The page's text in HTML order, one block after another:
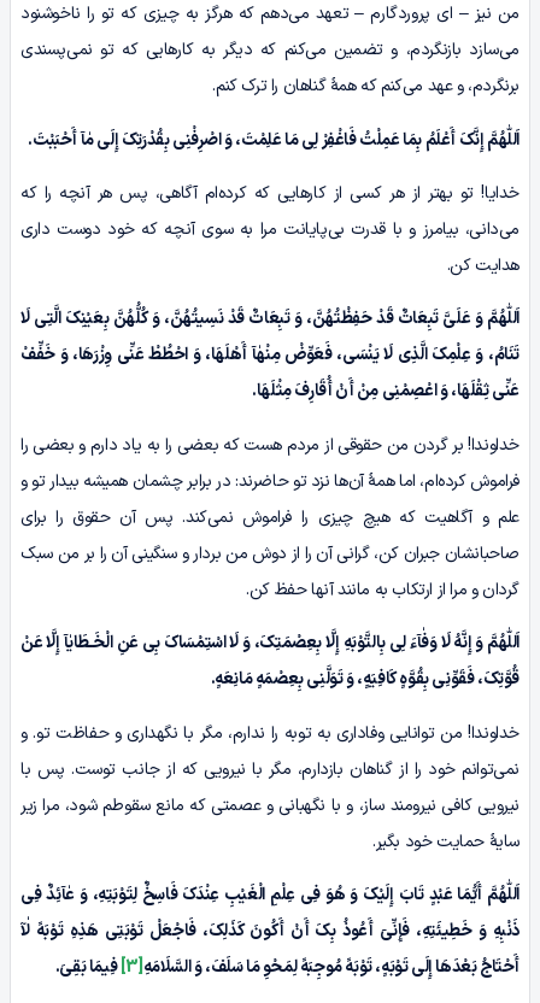
من نیز – ای پروردگارم – تعهد می‌دهم که هرگز به چیزی که تو را ناخوشنود
می‌سازد بازنگردم، و تضمین می‌کنم که دیگر به کارهایی که تو نمی‌پسندی
برنگردم، و عهد می‌کنم که همۀ گناهان را ترک کنم.
اَللّٰهُمَّإِنَّکَ أَعْلَمُ بِمَا عَمِلْتُ فَاغْفِرْ لِی مَا عَلِمْتَ، وَ اصْرِفْنِی بِقُدْرَتِکَ إِلَىمٰآأَحْبَبْتَ.
خدایا! تو بهتر از هر کسی از کارهایی که کرده‌ام آگاهی، پس هر آنچه را که
می‌دانی، بیامرز و با قدرت بی‌پایانت مرا به سوی آنچه که خود دوست داری
هدایت کن.
اَللّٰهُمَّوَ عَلَیَّ تَبِعَاتٌ قَدْ حَفِظْتُهُنَّ، وَ تَبِعَاتٌ قَدْ نَسِیتُهُنَّ، وَ کُلُّهُنَّ بِعَیْنِکَ الَّتِی لَا
تَنَامُ، وَ عِلْمِکَ الَّذِی لَا یَنْسَى، فَعَوِّضْمِنْهٰآأَهْلَهَا، وَ احْطُطْ عَنِّی وِزْرَهَا، وَ خَفِّفْ
عَنِّی ثِقْلَهَا، وَ اعْصِمْنِی مِنْ أَنْ أُقَارِفَ مِثْلَهَا.
خداوندا! بر گردن من حقوقی از مردم هست که بعضی‌ را به یاد دارم و بعضی‌ را
فراموش کرده‌ام، اما همۀ آن‌ها نزد تو حاضرند: در برابر چشمان همیشه بیدار تو و
علم و آگاهیت که هیچ چیزی را فراموش نمی‌کند. پس آن حقوق را برای
صاحبانشان جبران کن، گرانی آن را از دوش من بردار و سنگینی آن را بر من سبک
گردان و مرا از ارتکاب به مانند آنها حفظ کن.
اَللّٰهُمَّوَ إِنَّهُ لَاوَفٰآءَلِی بِالتَّوْبَهِ إِلَّا بِعِصْمَتِکَ، وَ لَا اسْتِمْسَاکَ بِی عَنِالْخَـطَایٰآإِلَّا عَنْ
قُوَّتِکَ، فَقَوِّنِی بِقُوَّهٍ کَافِیَهٍ، وَ تَوَلَّنِی بِعِصْمَهٍ مَانِعَهٍ.
خداوندا! من توانایی وفاداری به توبه را ندارم، مگر با نگهداری و حفاظت تو. و
نمی‌توانم خود را از گناهان بازدارم، مگر با نیرویی که از جانب توست. پس با
نیرویی کافی نیرومند ساز، و با نگهبانی و عصمتی که مانع سقوطم شود، مرا زیر
سایۀ حمایت خود بگیر.
اَللّٰهُمَّأَیُّمَا عَبْدٍ تَابَ إِلَیْکَ وَ هُوَ فِی عِلْمِ الْغَیْبِ عِنْدَکَ فَاسِخٌ لِتَوْبَتِهِ، وَ عٰآئِدٌفِی
ذَنْبِهِ وَ خَطِیئَتِهِ، فَإِنِّیٓأَعُوذُ بِکَ أَنْ أَکُونَ کَذَلِکَ، فَاجْعَلْ تَوْبَتِی هَذِهِ تَوْبَهًلٰآ
أَحْتَاجُ بَعْدَهَا إِلَى تَوْبَهٍ، تَوْبَهً مُوجِبَهً لِمَحْوِ مَا سَلَفَ، وَ السَّلَامَهِ[3] فِیمَا بَقِیَ.